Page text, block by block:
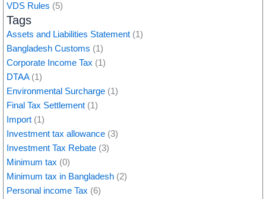
VDS Rules (5)
Tags
Assets and Liabilities Statement (1)
Bangladesh Customs (1)
Corporate Income Tax (1)
DTAA(1)
Environmental Surcharge (1)
Final Tax Settlement (1)
Import (1)
Investment tax allowance (3)
Investment Tax Rebate (3)
Minimum tax (0)
Minimum tax in Bangladesh (2)
Personal income Tax (6)